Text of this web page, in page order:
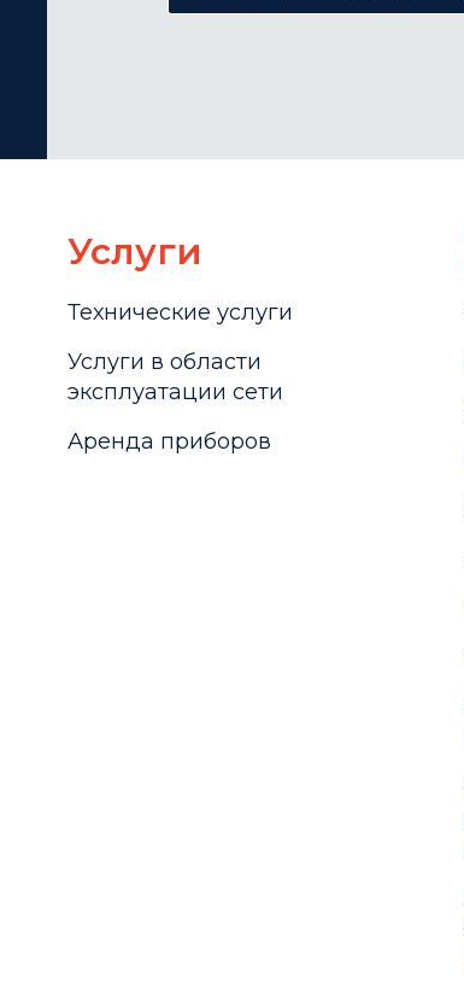
Услуги
Технические услуги
Услуги в области
эксплуатации сети
Аренда приборов